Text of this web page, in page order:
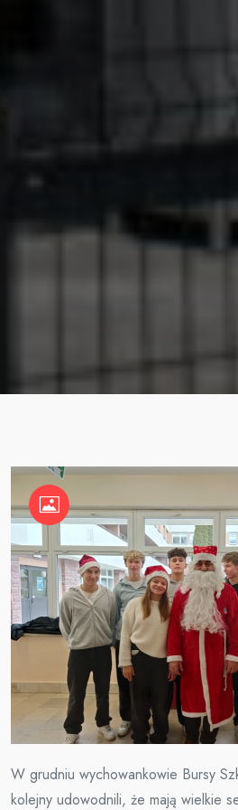
W grudniu wychowankowie Bursy
kolejny udowodnili, że mają wielkie